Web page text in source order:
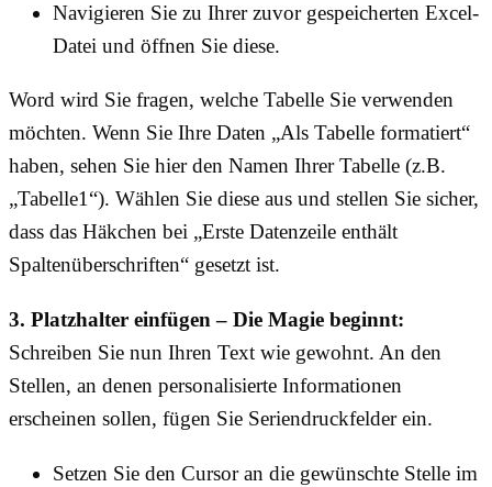
Navigieren Sie zu Ihrer zuvor gespeicherten Excel-
Datei und öffnen Sie diese.
Word wird Sie fragen, welche Tabelle Sie verwenden
möchten. Wenn Sie Ihre Daten „Als Tabelle formatiert“
haben, sehen Sie hier den Namen Ihrer Tabelle (z.B.
„Tabelle1“). Wählen Sie diese aus und stellen Sie sicher,
dass das Häkchen bei „Erste Datenzeile enthält
Spaltenüberschriften“ gesetzt ist.
3. Platzhalter einfügen – Die Magie beginnt:
Schreiben Sie nun Ihren Text wie gewohnt. An den
Stellen, an denen personalisierte Informationen
erscheinen sollen, fügen Sie Seriendruckfelder ein.
Setzen Sie den Cursor an die gewünschte Stelle im